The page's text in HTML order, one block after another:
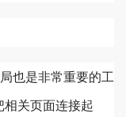
也是非常重要的工
关页面连接起